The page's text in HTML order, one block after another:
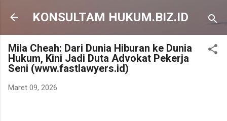
Langsung ke konten utama
KONSULTAM HUKUM.BIZ.ID
Mila Cheah: Dari Dunia Hiburan ke Dunia
Hukum, Kini Jadi Duta Advokat Pekerja
Seni (www.fastlawyers.id)
Maret 09, 2026